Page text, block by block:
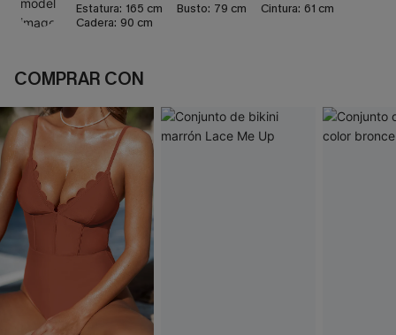
Estatura: 165 cm Busto: 79 cm Cintura: 61 cm
Cadera: 90 cm
COMPRAR CON